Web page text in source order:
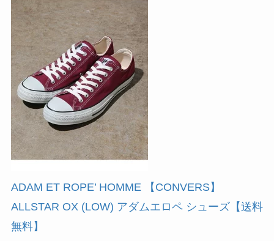
ADAM ET ROPE’ HOMME 【CONVERS】
ALLSTAR OX (LOW) アダムエロペ シューズ【送料
無料】